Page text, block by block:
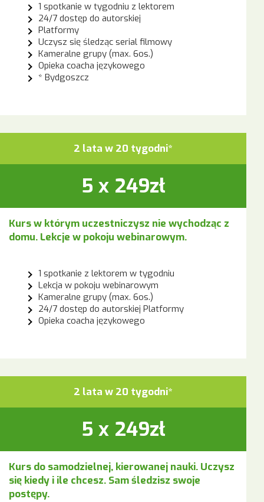
1 spotkanie w tygodniu z lektorem
24/7 dostęp do autorskiej
Platformy
Uczysz się śledząc serial filmowy
Kameralne grupy (max. 6os.)
Opieka coacha językowego
* Bydgoszcz
2 lata w 20 tygodni*
5 x 249zł
Kurs w którym uczestniczysz nie wychodząc z
domu. Lekcje w pokoju webinarowym.
1 spotkanie z lektorem w tygodniu
Lekcja w pokoju webinarowym
Kameralne grupy (max. 6os.)
24/7 dostęp do autorskiej Platformy
Opieka coacha językowego
2 lata w 20 tygodni*
5 x 249zł
Kurs do samodzielnej, kierowanej nauki. Uczysz
się kiedy i ile chcesz. Sam śledzisz swoje
postępy.